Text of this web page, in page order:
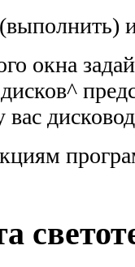
окна
вас